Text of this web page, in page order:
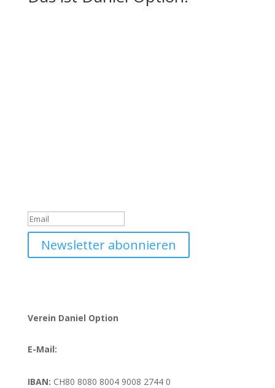
Newsletter abonnieren
Verein Daniel Option
E-Mail:
IBAN: CH80 8080 8004 9008 2744 0